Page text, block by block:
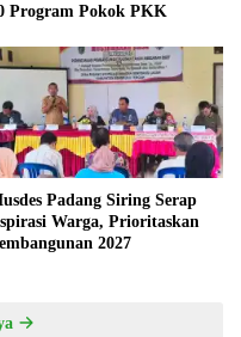
Program Pokok PKK
Padang Siring Serap
Warga, Prioritaskan
2027